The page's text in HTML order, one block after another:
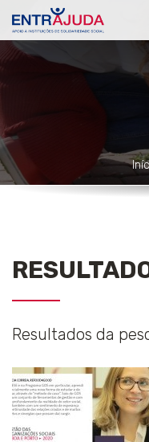
Resultados da